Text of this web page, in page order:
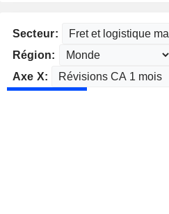
Secteur:
Région:
Axe X: